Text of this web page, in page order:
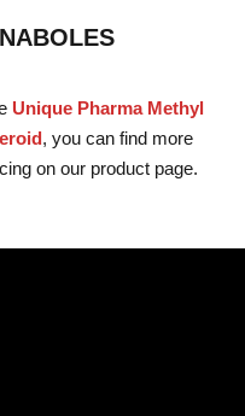
Unique Pharma Methyl
, you can find more
on our product page.